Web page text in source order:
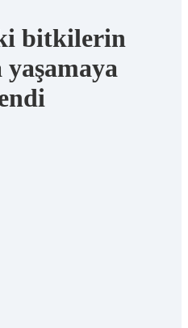
bitkilerin
yaşamaya